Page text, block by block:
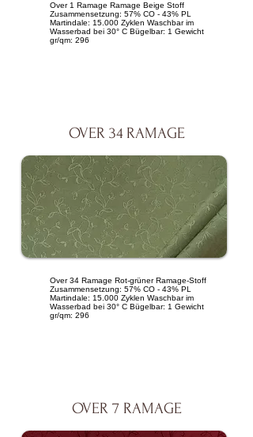
Over 1 Ramage Ramage Beige Stoff
Zusammensetzung: 57% CO - 43% PL
Martindale: 15.000 Zyklen Waschbar im
Wasserbad bei 30° C Bügelbar: 1 Gewicht
gr/qm: 296
OVER 34 RAMAGE
Over 34 Ramage Rot-grüner Ramage-Stoff
Zusammensetzung: 57% CO - 43% PL
Martindale: 15.000 Zyklen Waschbar im
Wasserbad bei 30° C Bügelbar: 1 Gewicht
gr/qm: 296
OVER 7 RAMAGE